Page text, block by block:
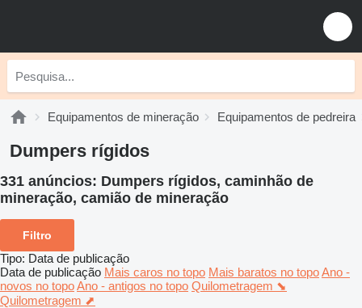
Equipamentos de mineração Equipamentos de pedreira
Dumpers rígidos
331 anúncios: Dumpers rígidos, caminhão de
mineração, camião de mineração
Filtro
Tipo: Data de publicação
Data de publicação Mais caros no topo Mais baratos no topoAno -
novos no topoAno - antigos no topo Quilometragem ⬊
Quilometragem ⬈